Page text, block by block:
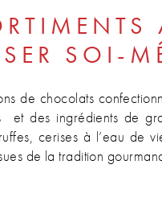
SOI-
de chocolats
et des ingrédients de
cerises à l’eau de
de la tradition